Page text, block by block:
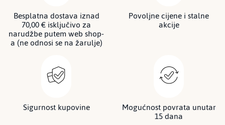
Besplatna dostava iznad
70,00 € isključivo za
narudžbe putem web shop-
a (ne odnosi se na žarulje)
Povoljne cijene i stalne
akcije
Sigurnost kupovine Mogućnost povrata unutar
15 dana